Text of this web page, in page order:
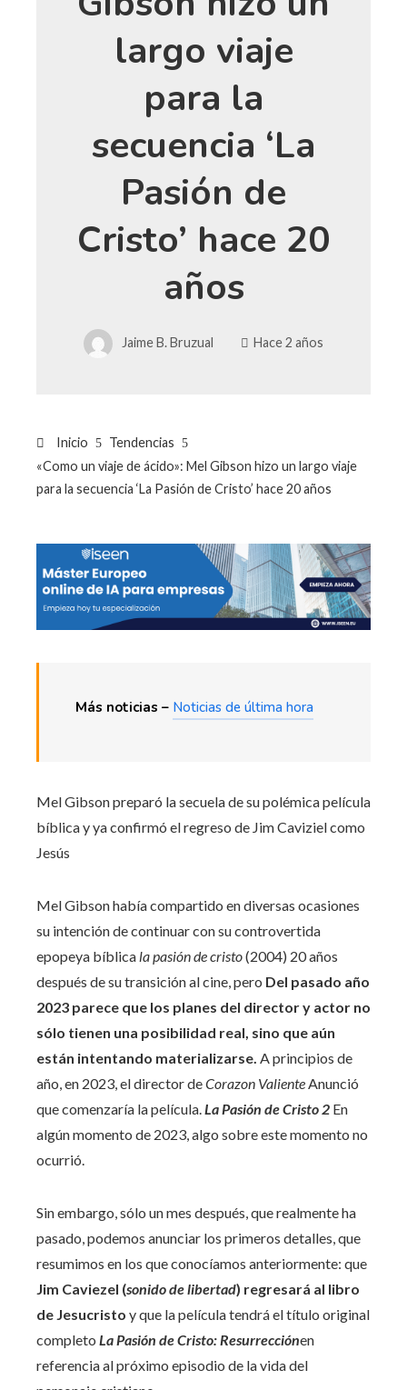
largo viaje
para la
secuencia ‘La
Pasión de
Cristo’ hace 20
años
Jaime B. Bruzual Hace 2 años
Inicio
Tendencias
«Como un viaje de ácido»: Mel Gibson hizo un largo viaje
para la secuencia ‘La Pasión de Cristo’ hace 20 años
Más noticias – Noticias de última hora
Mel Gibson preparó la secuela de su polémica película
bíblica y ya confirmó el regreso de Jim Caviziel como
Jesús
Mel Gibson había compartido en diversas ocasiones
su intención de continuar con su controvertida
epopeya bíblica la pasión de cristo(2004) 20 años
después de su transición al cine, pero Del pasado año
2023 parece que los planes del director y actor no
sólo tienen una posibilidad real, sino que aún
están intentando materializarse. A principios de
año, en 2023, el director deCorazon Valiente Anunció
que comenzaría la película. La Pasión de Cristo 2 En
algún momento de 2023, algo sobre este momento no
ocurrió.
Sin embargo, sólo un mes después, que realmente ha
pasado, podemos anunciar los primeros detalles, que
resumimos en los que conocíamos anteriormente: que
Jim Caviezel (sonido de libertad) regresará al libro
de Jesucristo y que la película tendrá el título original
completo La Pasión de Cristo: Resurrecciónen
referencia al próximo episodio de la vida del